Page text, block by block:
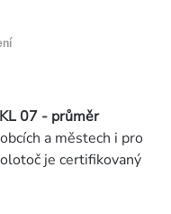
07 - průměr
a městech i pro
je certifikovaný